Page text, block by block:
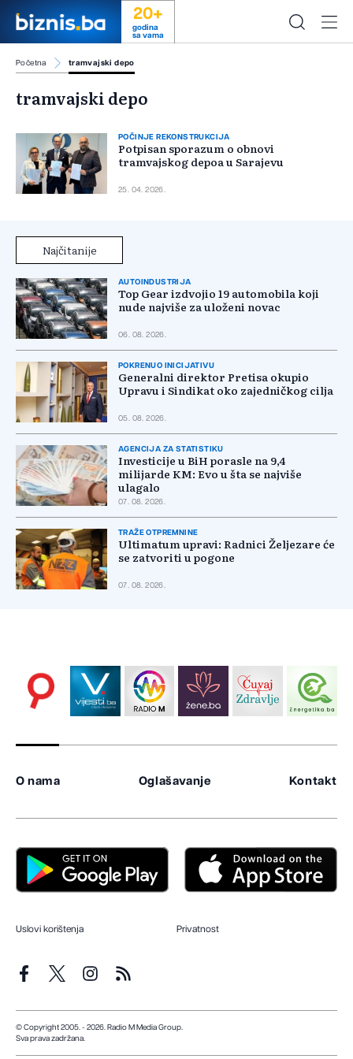
20+
godina
sa vama
Početna tramvajski depo
tramvajski depo
POČINJE REKONSTRUKCIJA
Potpisan sporazum o obnovi
tramvajskog depoa u Sarajevu
25. 04. 2026.
Najčitanije
AUTOINDUSTRIJA
Top Gear izdvojio 19 automobila koji
nude najviše za uloženi novac
06. 08. 2026.
POKRENUO INICIJATIVU
Generalni direktor Pretisa okupio
Upravu i Sindikat oko zajedničkog cilja
05. 08. 2026.
AGENCIJA ZA STATISTIKU
Investicije u BiH porasle na 9,4
milijarde KM: Evo u šta se najviše
ulagalo
07. 08. 2026.
TRAŽE OTPREMNINE
Ultimatum upravi: Radnici Željezare će
se zatvoriti u pogone
07. 08. 2026.
O nama Oglašavanje Kontakt
Uslovi korištenja Privatnost
© Copyright 2005. - 2026. Radio M Media Group.
Sva prava zadržana.